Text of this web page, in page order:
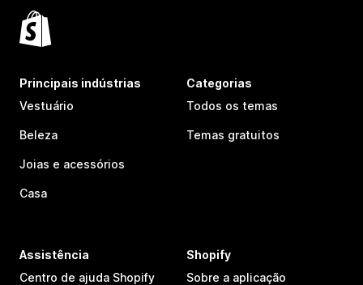
Principais indústrias
Vestuário
Beleza
Joias e acessórios
Casa
Categorias
Todos os temas
Temas gratuitos
Assistência
Centro de ajuda Shopify
Shopify
Sobre a aplicação